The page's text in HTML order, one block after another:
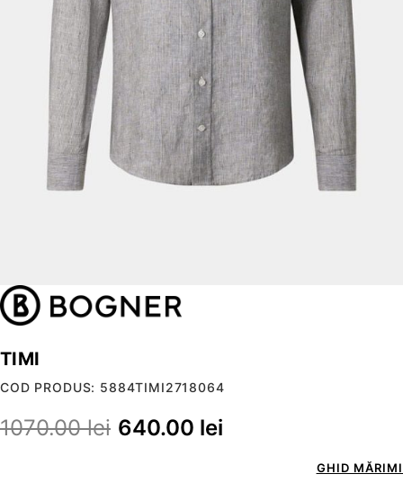
TIMI
COD PRODUS: 5884TIMI2718064
1070.00lei 640.00 lei
GHID MĂRIMI